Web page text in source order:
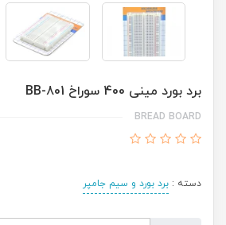
برد بورد مینی 400 سوراخ BB-801
BREAD BOARD
دسته : برد بورد و سیم جامپر